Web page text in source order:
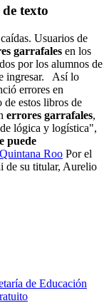
texto
Usuarios de
garrafales en los
por los alumnos de
ingresar.
Así lo
errores en
de estos libros de
errores garrafales,
lógica y logística",
puede
Roo Por el
de su titular, Aurelio
de Educación